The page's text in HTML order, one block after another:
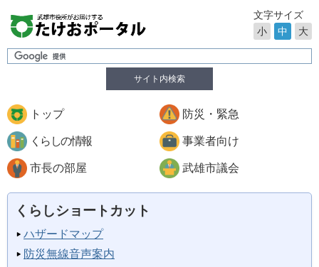
サイト内検索
文字サイズ
小
中 大
トップ 防災・緊急
くらしの情報 事業者向け
市長の部屋 武雄市議会
くらしショートカット
ハザードマップ
防災無線音声案内